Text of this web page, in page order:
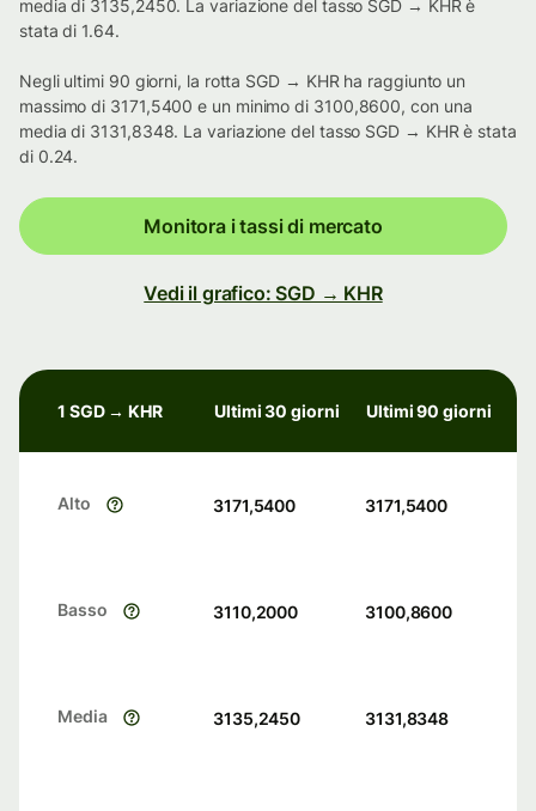
media di 3135,2450. La variazione del tasso SGD → KHR è
stata di 1.64.
Negli ultimi 90 giorni, la rotta SGD → KHR ha raggiunto un
massimo di 3171,5400 e un minimo di 3100,8600, con una
media di 3131,8348. La variazione del tasso SGD → KHR è stata
di 0.24.
Monitora i tassi di mercato
Vedi il grafico: SGD → KHR
1 SGD → KHR Ultimi 30 giorni Ultimi 90 giorni
Alto 3171,5400 3171,5400
Basso 3110,2000 3100,8600
Media 3135,2450 3131,8348